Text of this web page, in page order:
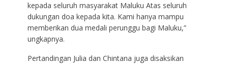
kepada seluruh masyarakat Maluku Atas seluruh
dukungan doa kepada kita. Kami hanya mampu
memberikan dua medali perunggu bagi Maluku,”
ungkapnya.
Pertandingan Julia dan Chintana juga disaksikan